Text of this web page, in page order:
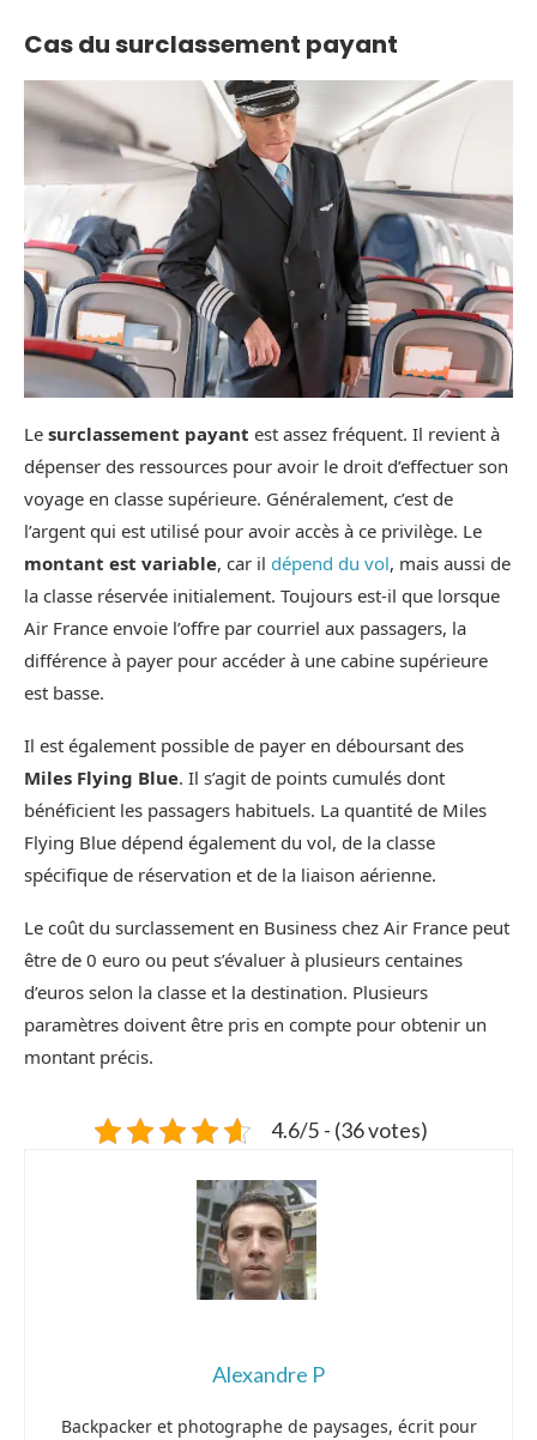
Cas du surclassement payant
Le surclassement payant est assez fréquent. Il revient à
dépenser des ressources pour avoir le droit d’effectuer son
voyage en classe supérieure. Généralement, c’est de
l’argent qui est utilisé pour avoir accès à ce privilège. Le
montant est variable, car il dépend du vol, mais aussi de
la classe réservée initialement. Toujours est-il que lorsque
Air France envoie l’offre par courriel aux passagers, la
différence à payer pour accéder à une cabine supérieure
est basse.
Il est également possible de payer en déboursant des
Miles Flying Blue. Il s’agit de points cumulés dont
bénéficient les passagers habituels. La quantité de Miles
Flying Blue dépend également du vol, de la classe
spécifique de réservation et de la liaison aérienne.
Le coût du surclassement en Business chez Air France peut
être de 0 euro ou peut s’évaluer à plusieurs centaines
d’euros selon la classe et la destination. Plusieurs
paramètres doivent être pris en compte pour obtenir un
montant précis.
4.6/5 - (36 votes)
Alexandre P
Backpacker et photographe de paysages, écrit pour